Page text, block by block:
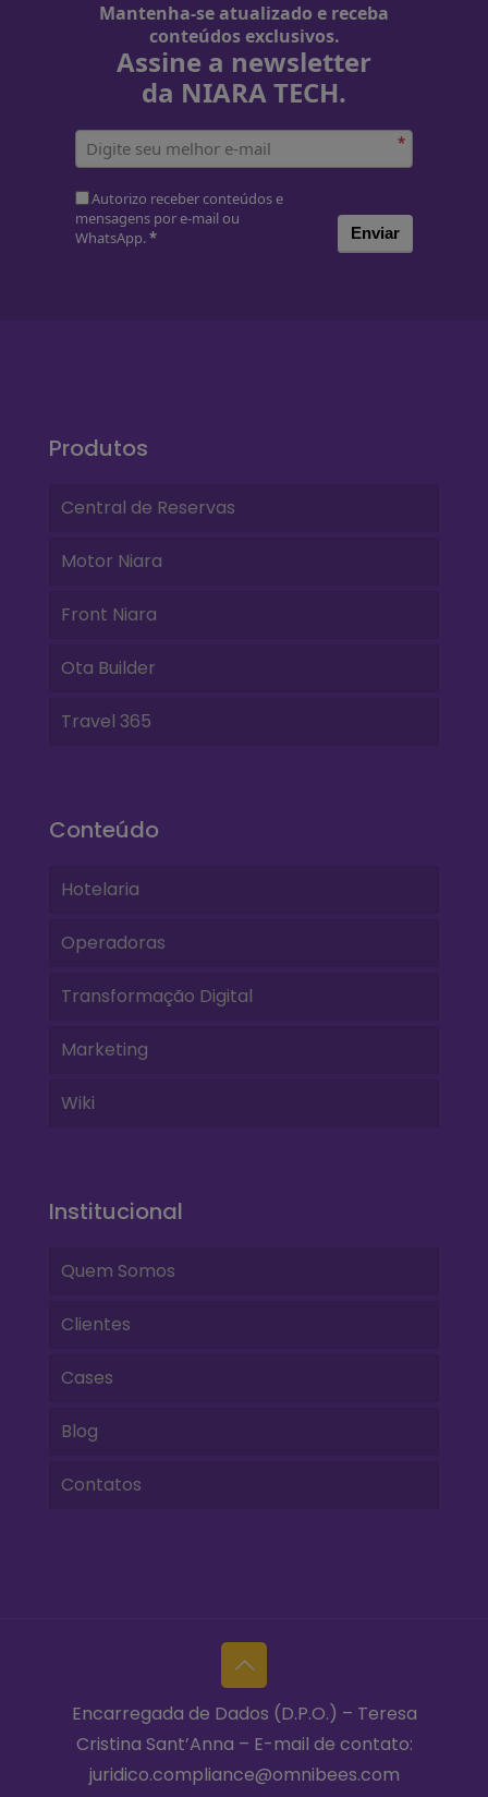
Mantenha-se atualizado e receba
conteúdos exclusivos.
Assine a newsletter
da NIARA TECH.
*
Autorizo receber conteúdos e
mensagens por e-mail ou
WhatsApp.* Enviar
Produtos
Central de Reservas
Motor Niara
Front Niara
Ota Builder
Travel 365
Conteúdo
Hotelaria
Operadoras
Transformação Digital
Marketing
Wiki
Institucional
Quem Somos
Clientes
Cases
Blog
Contatos
Encarregada de Dados (D.P.O.) – Teresa
Cristina Sant’Anna – E-mail de contato:
juridico.compliance@omnibees.com